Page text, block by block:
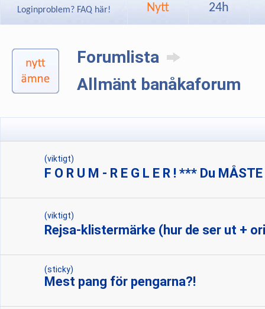
Loginproblem? FAQ här!
Nytt
24h
Forumlista
Allmänt banåkaforum
(viktigt)
F O R U M - R E G L E R ! *** Du
(viktigt)
Rejsa-klistermärke (hur de ser ut +
(sticky)
Mest pang för pengarna?!